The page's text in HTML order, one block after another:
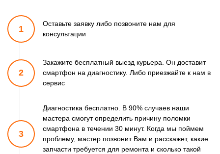
Замена разъема
наушников
550 р
Ремонт микросхемы
Замена GPS модуля
880 р
Замена камеры
1
Оставьте заявку либо позвоните нам для
консультации
2
Закажите бесплатный выезд курьера. Он доставит
смартфон на диагностику. Либо приезжайте к нам в
сервис
3
Диагностика бесплатно. В 90% случаев наши
мастера смогутопределить причину поломки
смартфона в течении 30 минут. Когда мы поймем
проблему, мастер позвонит Вам и расскажет, какие
запчасти требуется для ремонта и сколько такой